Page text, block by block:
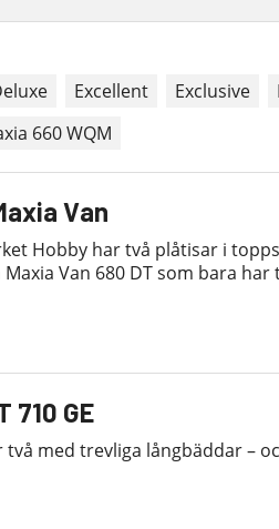
Excellent Exclusive
660 WQM
Van
Hobby har två plåtisar i
Van 680 DT som bara
710 GE
två med trevliga långbäddar –